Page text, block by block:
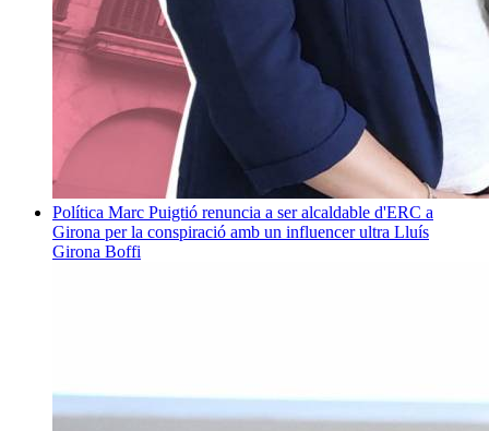
Política Marc Puigtió renuncia a ser alcaldable d'ERC a
Girona per la conspiració amb un influencer ultra Lluís
Girona Boffi